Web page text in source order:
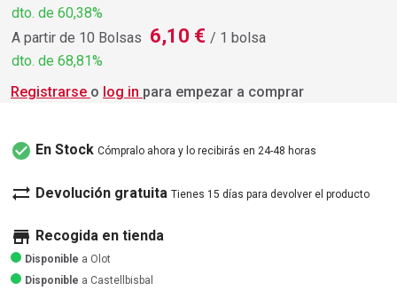
dto. de 60,38%
A partir de 10 Bolsas 6,10 € / 1 bolsa
dto. de 68,81%
Registrarse o log in para empezar a comprar
check_circle En Stock Cómpralo ahora y lo recibirás en 24-48 horas
sync_alt Devolución gratuita Tienes 15 días para devolver el producto
store Recogida en tienda
Disponible a Olot
Disponible a Castellbisbal